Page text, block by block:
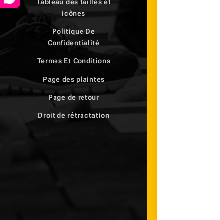
Tableau des tailles et
icônes
Politique De
Confidentialité
Termes Et Conditions
Page des plaintes
Page de retour
Droit de rétractation